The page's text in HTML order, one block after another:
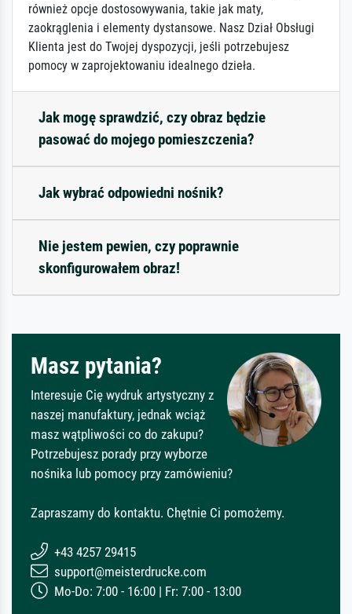
również opcje dostosowywania, takie jak maty,
zaokrąglenia i elementy dystansowe. Nasz Dział Obsługi
Klienta jest do Twojej dyspozycji, jeśli potrzebujesz
pomocy w zaprojektowaniu idealnego dzieła.
Jak mogę sprawdzić, czy obraz będzie
pasować do mojego pomieszczenia?
Jak wybrać odpowiedni nośnik?
Nie jestem pewien, czy poprawnie
skonfigurowałem obraz!
Masz pytania?
Interesuje Cię wydruk artystyczny z
naszej manufaktury, jednak wciąż
masz wątpliwości co do zakupu?
Potrzebujesz porady przy wyborze
nośnika lub pomocy przy zamówieniu?
Zapraszamy do kontaktu. Chętnie Ci pomożemy.
+43 4257 29415
support@meisterdrucke.com
Mo-Do: 7:00 - 16:00 | Fr: 7:00 - 13:00